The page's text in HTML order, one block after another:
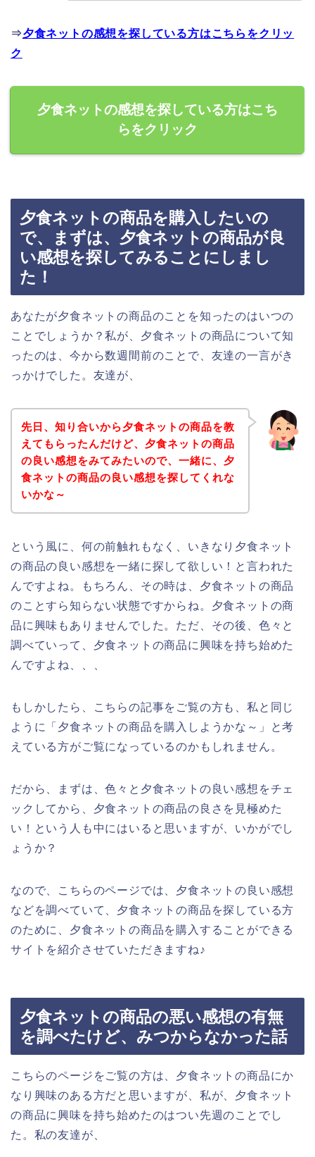
⇒夕食ネットの感想を探している方はこちらをクリッ
ク
夕食ネットの感想を探している方はこち
らをクリック
夕食ネットの商品を購入したいの
で、まずは、夕食ネットの商品が良
い感想を探してみることにしまし
た！
あなたが夕食ネットの商品のことを知ったのはいつの
ことでしょうか？私が、夕食ネットの商品について知
ったのは、今から数週間前のことで、友達の一言がき
っかけでした。友達が、
先日、知り合いから夕食ネットの商品を教
えてもらったんだけど、夕食ネットの商品
の良い感想をみてみたいので、一緒に、夕
食ネットの商品の良い感想を探してくれな
いかな～
という風に、何の前触れもなく、いきなり夕食ネット
の商品の良い感想を一緒に探して欲しい！と言われた
んですよね。もちろん、その時は、夕食ネットの商品
のことすら知らない状態ですからね。夕食ネットの商
品に興味もありませんでした。ただ、その後、色々と
調べていって、夕食ネットの商品に興味を持ち始めた
んですよね、、、
もしかしたら、こちらの記事をご覧の方も、私と同じ
ように「夕食ネットの商品を購入しようかな～」と考
えている方がご覧になっているのかもしれません。
だから、まずは、色々と夕食ネットの良い感想をチェ
ックしてから、夕食ネットの商品の良さを見極めた
い！という人も中にはいると思いますが、いかがでし
ょうか？
なので、こちらのページでは、夕食ネットの良い感想
などを調べていて、夕食ネットの商品を探している方
のために、夕食ネットの商品を購入することができる
サイトを紹介させていただきますね♪
夕食ネットの商品の悪い感想の有無
を調べたけど、みつからなかった話
こちらのページをご覧の方は、夕食ネットの商品にか
なり興味のある方だと思いますが、私が、夕食ネット
の商品に興味を持ち始めたのはつい先週のことでし
た。私の友達が、